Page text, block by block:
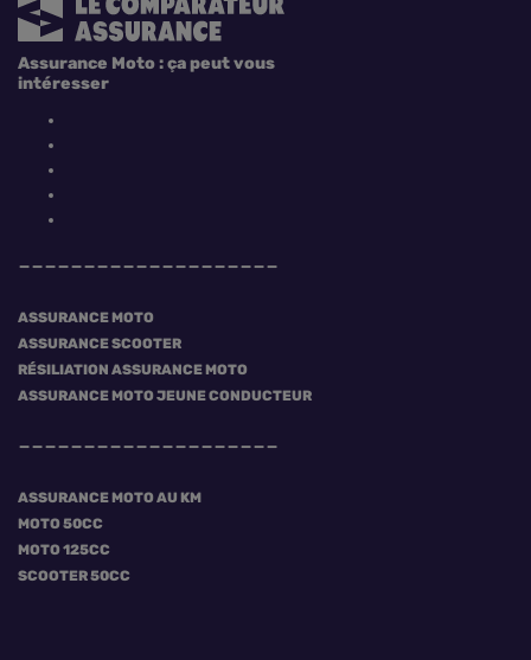
ASSURANCE MOTO
ASSURANCE SCOOTER
RÉSILIATION ASSURANCE MOTO
ASSURANCE MOTO JEUNE CONDUCTEUR
ASSURANCE MOTO AU KM
MOTO 50CC
MOTO 125CC
SCOOTER 50CC
Assurance Moto : ça peut vous
intéresser